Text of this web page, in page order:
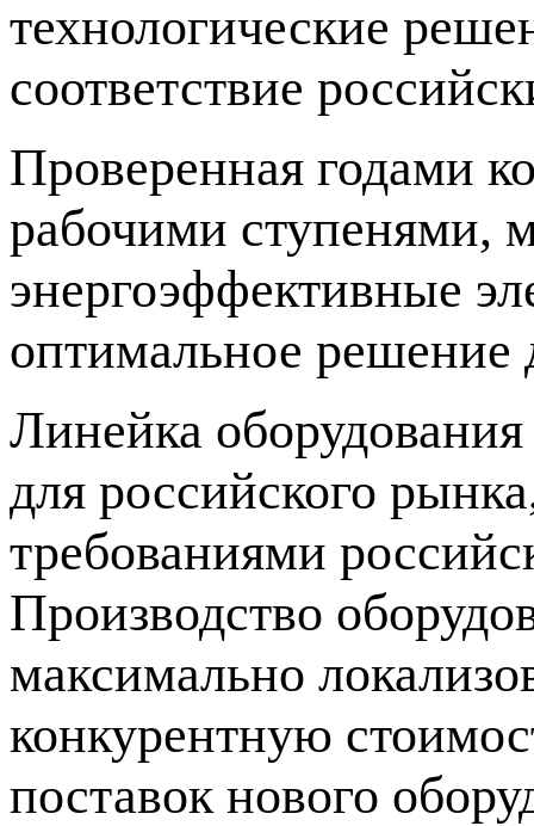
технологические
соответствие
Проверенная годами
рабочими ступенями,
энергоэффективные
оптимальное решение
Линейка
для российского
требованиями
Производство
максимально
конкурентную
поставок нового